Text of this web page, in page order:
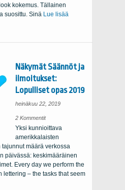
kokemus. Tällainen
suosittu. Sinä Lue lisää
Näkymät Säännöt ja
ilmoitukset:
Lopulliset opas 2019
heinäkuu 22, 2019
2 Kommentiton
Rules
Alerts
Lopulliset
opas
2019
Yksi kunnioittava
amerikkalaisten
määrä verkossa
päivässä: keskimääräinen
Every day we perform the
lettering – the tasks that seem